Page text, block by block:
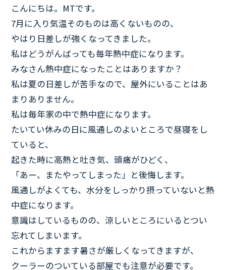
こんにちは。MTです。
7月に入り気温そのものは高くないものの、
やはり日差しが強くなってきました。
私はどうがんばっても毎年熱中症になります。
みなさん熱中症になったことはありますか？
私は夏の日差しが苦手なので、屋外にいることはあ
まりありません。
私は毎年家の中で熱中症になります。
たいてい休みの日に風通しのよいところで昼寝をし
ていると、
起きた時に高熱と吐き気、頭痛がひどく、
「あー、またやってしまった」と後悔します。
風通しがよくても、水分をしっかり摂っていないと熱
中症になります。
意識はしているものの、涼しいところにいるとつい
忘れてしまいます。
これからますます暑さが厳しくなってきますが、
クーラーのついている部屋でも注意が必要です。